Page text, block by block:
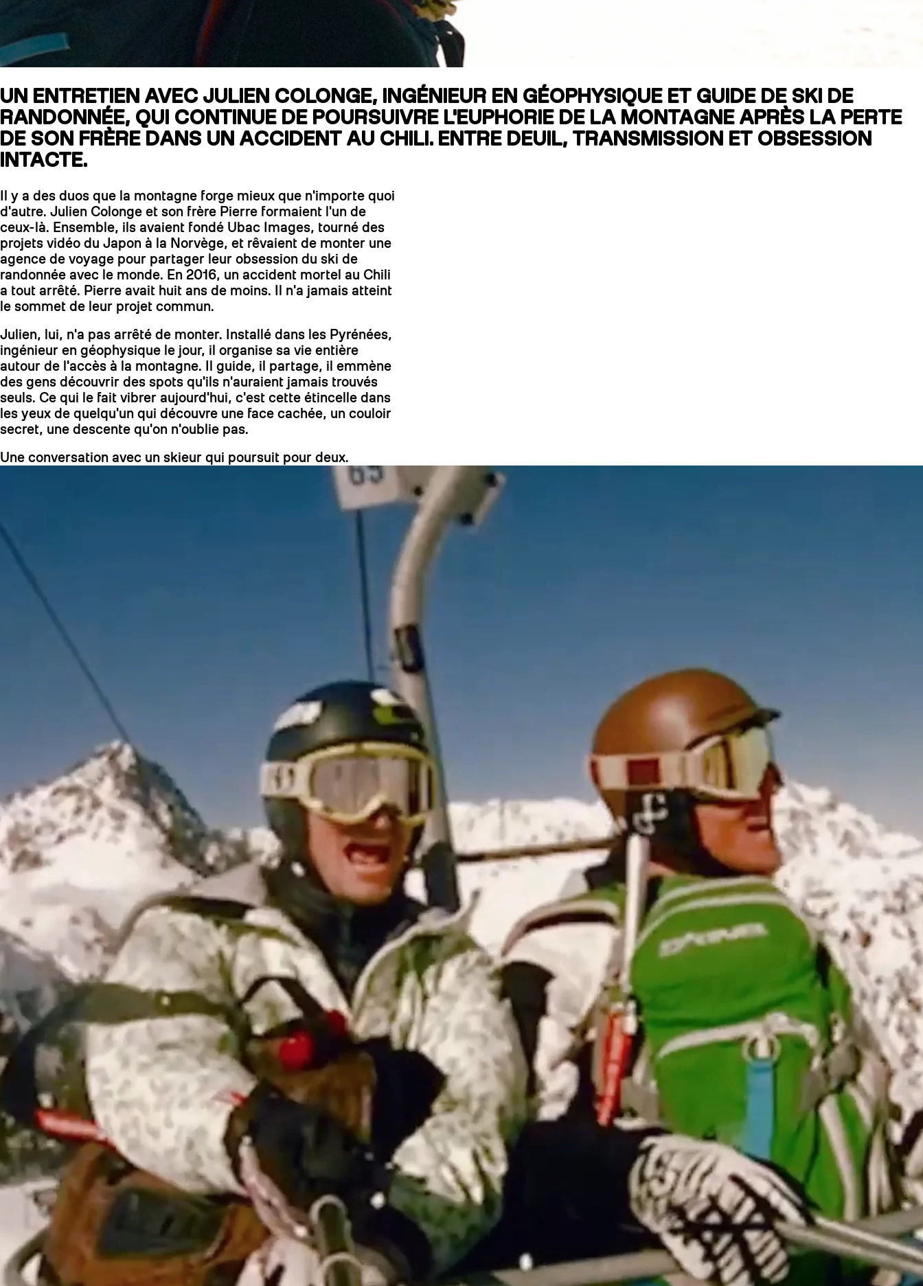
UN ENTRETIEN AVEC JULIEN COLONGE, INGÉNIEUR EN GÉOPHYSIQUE ET GUIDE DE SKI DE
RANDONNÉE, QUI CONTINUE DE POURSUIVRE L'EUPHORIE DE LA MONTAGNE APRÈS LA PERTE
DE SON FRÈRE DANS UN ACCIDENT AU CHILI. ENTRE DEUIL, TRANSMISSION ET OBSESSION
INTACTE.
Il y a des duos que la montagne forge mieux que n'importe quoi
d'autre. Julien Colonge et son frère Pierre formaient l'un de
ceux-là. Ensemble, ils avaient fondé Ubac Images, tourné des
projets vidéo du Japon à la Norvège, et rêvaient de monter une
agence de voyage pour partager leur obsession du ski de
randonnée avec le monde. En 2016, un accident mortel au Chili
a tout arrêté. Pierre avait huit ans de moins. Il n'a jamais atteint
le sommet de leur projet commun.
Julien, lui, n'a pas arrêté de monter. Installé dans les Pyrénées,
ingénieur en géophysique le jour, il organise sa vie entière
autour de l'accès à la montagne. Il guide, il partage, il emmène
des gens découvrir des spots qu'ils n'auraient jamais trouvés
seuls. Ce qui le fait vibrer aujourd'hui, c'est cette étincelle dans
les yeux de quelqu'un qui découvre une face cachée, un couloir
secret, une descente qu'on n'oublie pas.
Une conversation avec un skieur qui poursuit pour deux.